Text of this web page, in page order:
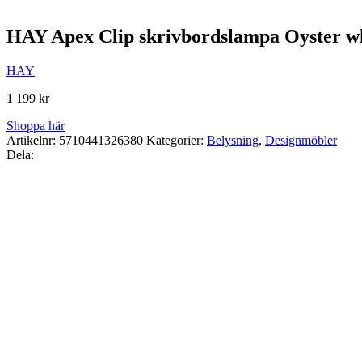
HAY Apex Clip skrivbordslampa Oyster
HAY
1 199 kr
Shoppa här
Artikelnr: 5710441326380 Kategorier: Belysning, Designmöbler
Dela: